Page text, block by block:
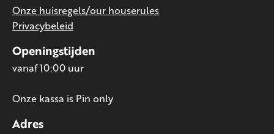
Adres
Openingstijden
vanaf 10:00 uur
Onze kassa is Pin only
Onze huisregels/our houserules
Privacybeleid